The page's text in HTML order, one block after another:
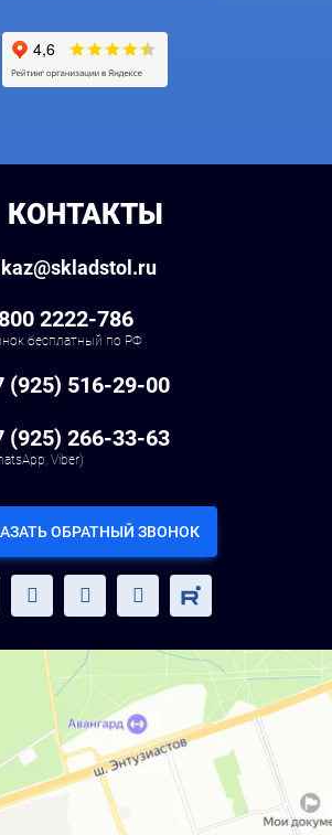
КОНТАКТЫ
2222-786
бесплатный по РФ
(925) 516-29-00
(925) 266-33-63
Viber)
ОБРАТНЫЙ ЗВОНОК